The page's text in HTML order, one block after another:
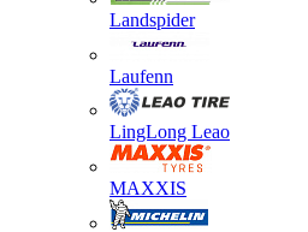
Landspider
Laufenn
LingLong Leao
MAXXIS